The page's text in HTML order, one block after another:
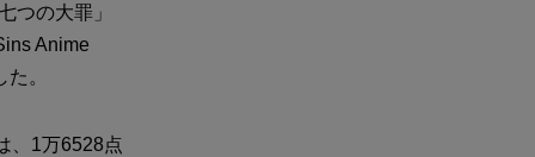
つの大罪」
Anime
。
、1万6528点